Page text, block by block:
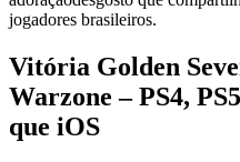
jogadores brasileiros.
Vitória Golden
Warzone – PS4,
que iOS